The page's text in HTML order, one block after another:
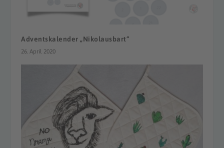
Adventskalender „Nikolausbart“
26. April 2020